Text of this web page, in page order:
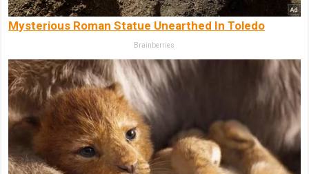
Mysterious Roman Statue Unearthed In Toledo
Brainberries